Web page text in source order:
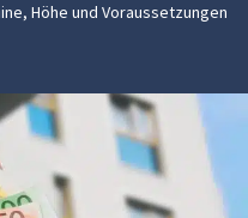
Höhe und Voraussetzungen